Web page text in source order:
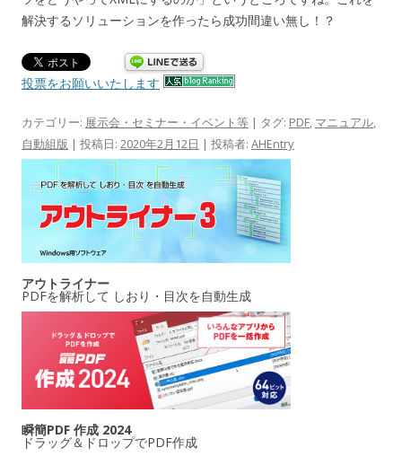
解決するソリューションを作ったら成功間違い無し！？
投票をお願いいたします
カテゴリー: 展示会・セミナー・イベント等 | タグ: PDF, マニュアル,
自動組版 | 投稿日: 2020年2月12日 | 投稿者: AHEntry
アウトライナー
PDFを解析して しおり・目次を自動生成
瞬簡PDF 作成 2024
ドラッグ＆ドロップでPDF作成